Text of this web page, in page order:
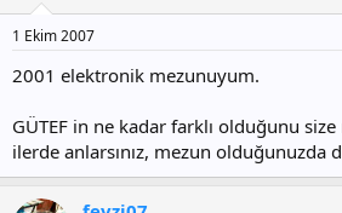
1 Ekim 2007
2001 elektronik mezunuyum.
GÜTEF in ne kadar farklı olduğunu size
ilerde anlarsınız, mezun olduğunuzda